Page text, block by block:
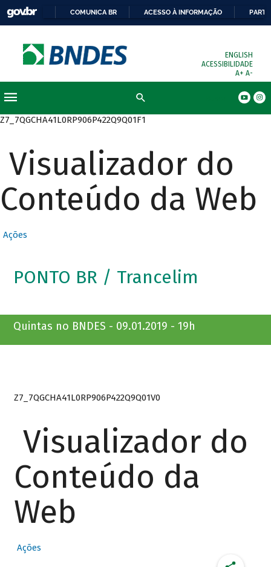
COMUNICA BR ACESSO À INFORMAÇÃO
ENGLISH
ACESSIBILIDADE
A+ A-
Z7_7QGCHA41L0RP906P422Q9Q01F1
Visualizador do
Conteúdo da Web
Ações
PONTO BR / Trancelim
Quintas no BNDES - 09.01.2019 - 19h
Z7_7QGCHA41L0RP906P422Q9Q01V0
Visualizador do
Conteúdo da
Web
Ações